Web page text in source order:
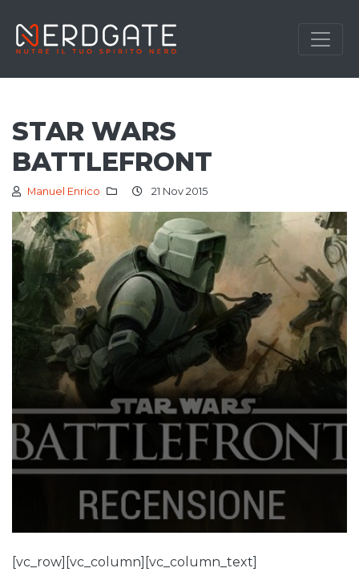
STAR WARS
BATTLEFRONT
Manuel Enrico 21 Nov 2015
[vc_row][vc_column][vc_column_text]